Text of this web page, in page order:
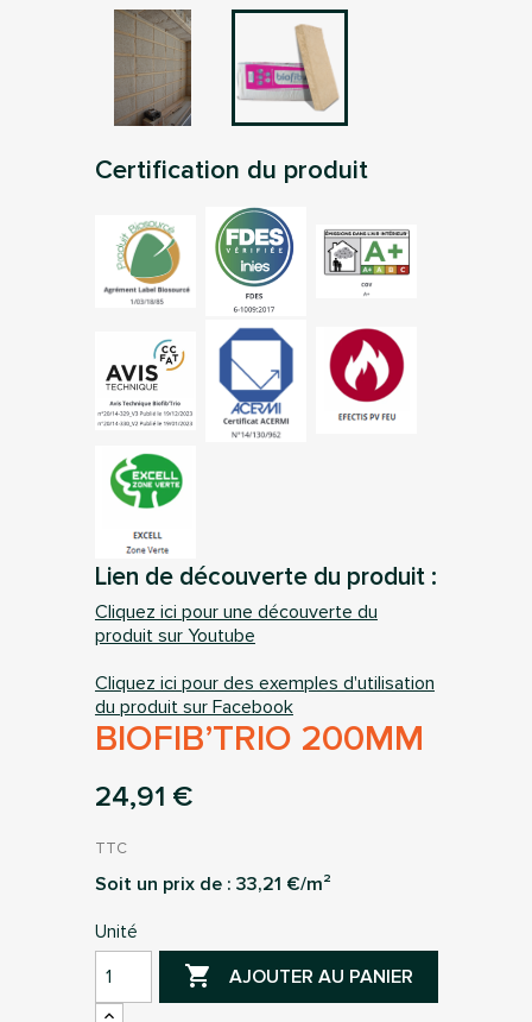
Certification du produit
Lien de découverte du produit :
Cliquez ici pour une découverte du
produit sur Youtube
Cliquez ici pour des exemples d'utilisation
du produit sur Facebook
BIOFIB’TRIO 200MM
24,91 €
TTC
Soit un prix de : 33,21 €/m²
Unité
 AJOUTER AU PANIER